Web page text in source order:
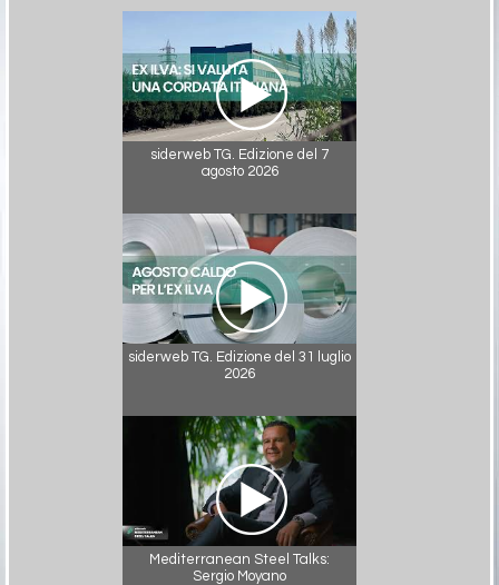
siderweb TG. Edizione del 7
agosto 2026
siderweb TG. Edizione del 31 luglio
2026
Mediterranean Steel Talks:
Sergio Moyano